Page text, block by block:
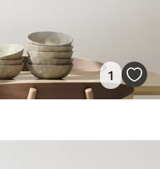
1